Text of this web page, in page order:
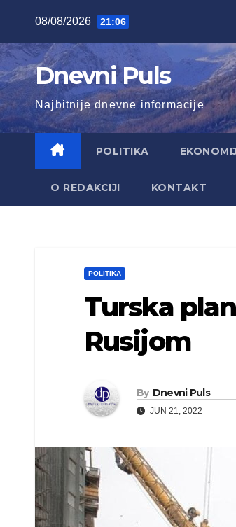
content
08/08/2026 21:06
Dnevni Puls
Najbitnije dnevne informacije
POLITIKA
O REDAKCIJI KONTAKT
POLITIKA
Turska
Rusijom
By Dnevni Puls
JUN 21, 2022